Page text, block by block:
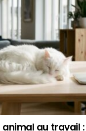
animal au travail